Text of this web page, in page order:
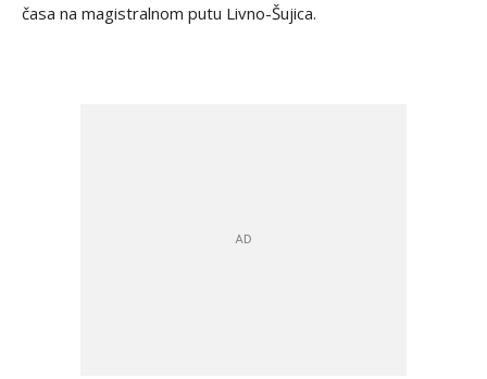
časa na magistralnom putu Livno-Šujica.